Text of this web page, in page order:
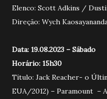
Elenco: Scott Adkins /
Direção: Wych
Data: 19.08.2023 – Sábado
Horário: 15h30
Título: Jack Reacher- o
EUA/2012) – Paramount –